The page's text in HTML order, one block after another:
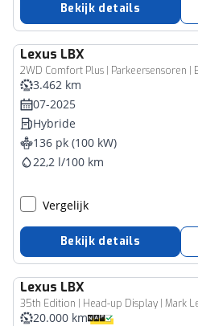
Bekijk details
Lexus LBX
2WD Comfort Plus | Parkeersensoren |
3.462 km
07-2025
Hybride
136 pk (100 kW)
22,2 l/100 km
Vergelijk
Bekijk details
Lexus LBX
20.000 km